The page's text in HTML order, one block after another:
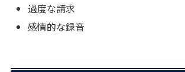
過度な請求
感情的な録音